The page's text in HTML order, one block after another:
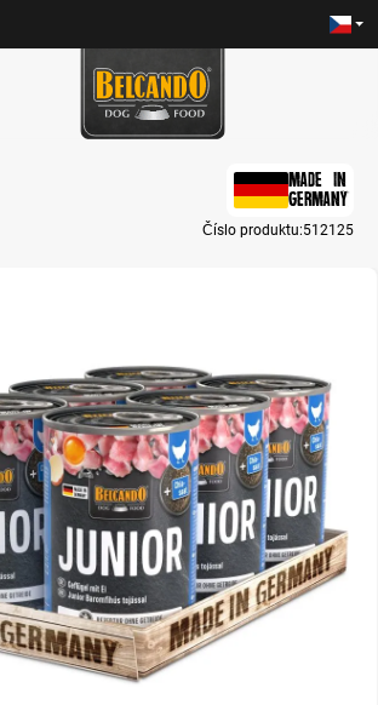
MADE IN
GERMANY
Číslo produktu:512125